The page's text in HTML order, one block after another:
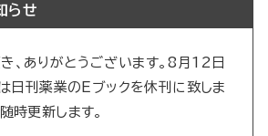
らせ
、ありがとうございます。8月12日
は日刊薬業のEブックを休刊に致しま
時更新します。